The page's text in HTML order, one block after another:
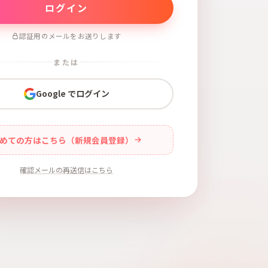
認証用のメールをお送りします
または
Google でログイン
ての方はこちら（新規会員登録）
確認メールの再送信はこちら